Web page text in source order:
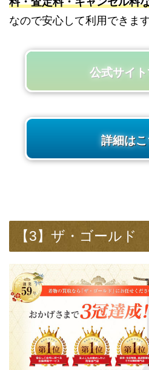
なので安心して利用できま
公式サイ
詳細は
【3】ザ・ゴールド